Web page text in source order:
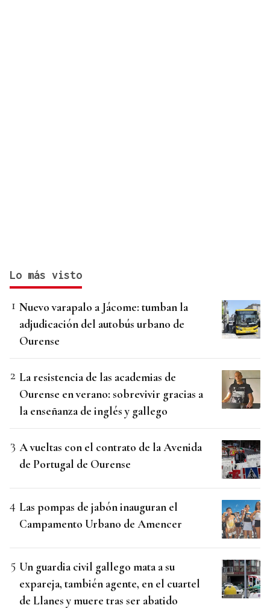
Lo más visto
Nuevo varapalo a Jácome: tumban la
adjudicación del autobús urbano de
Ourense
La resistencia de las academias de
Ourense en verano: sobrevivir gracias a
la enseñanza de inglés y gallego
A vueltas con el contrato de la Avenida
de Portugal de Ourense
Las pompas de jabón inauguran el
Campamento Urbano de Amencer
Un guardia civil gallego mata a su
expareja, también agente, en el cuartel
de Llanes y muere tras ser abatido